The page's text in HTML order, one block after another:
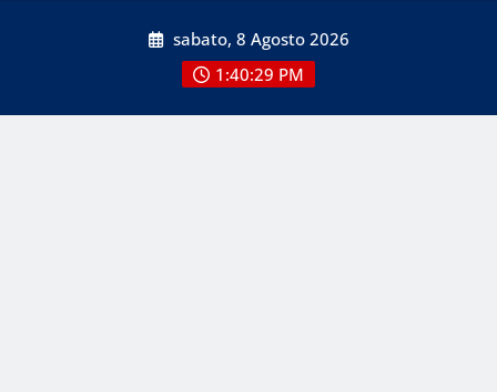
sabato, 8 Agosto 2026
1:40:29 PM